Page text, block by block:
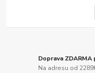
Doprava ZDARMA
Na adresu od